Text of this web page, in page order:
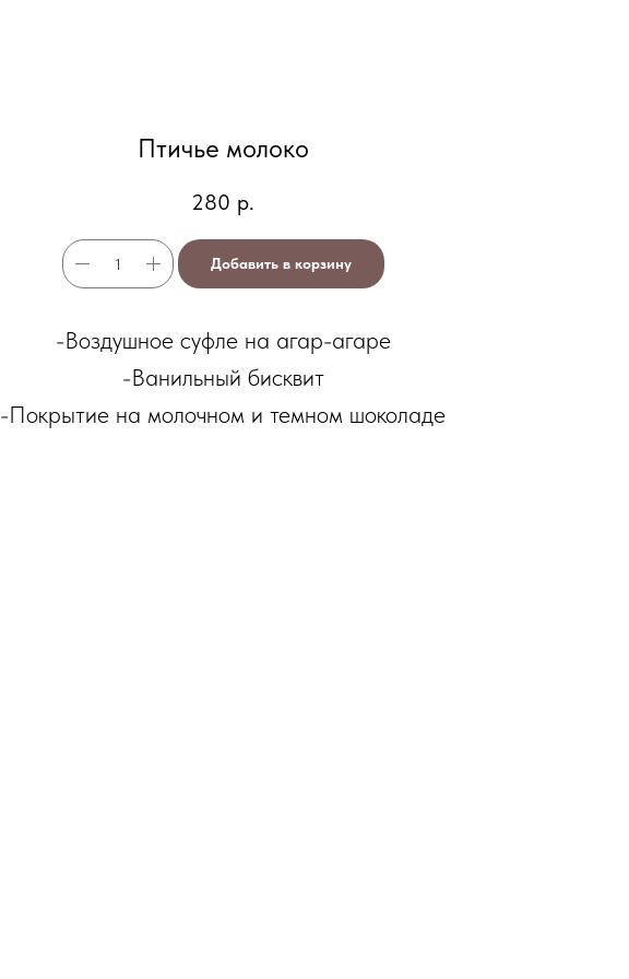
Птичье молоко
280 р.
Добавить в корзину
-Воздушное суфле на агар-агаре
-Ванильный бисквит
-Покрытие на молочном и темном шоколаде